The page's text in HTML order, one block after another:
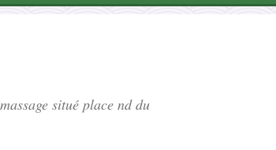
situé place nd du